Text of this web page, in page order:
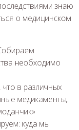
знаю
о медицинском
в различных
медикаменты,
куда мы